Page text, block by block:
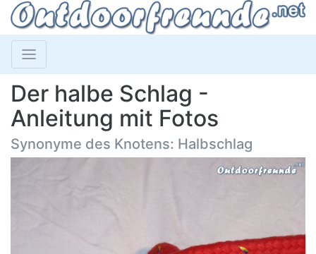
Der halbe Schlag -
Anleitung mit Fotos
Synonyme des Knotens: Halbschlag